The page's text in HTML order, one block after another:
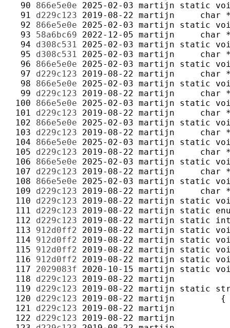
  90
866e5e0e 2025-02-03 martijn
  91
d229c123 2019-08-22 martijn
  92
866e5e0e 2025-02-03 martijn
  93
58a6bc69 2022-12-05 martijn
  94
d308c531 2025-02-03 martijn
  95
d308c531 2025-02-03 martijn
  96
866e5e0e 2025-02-03 martijn
  97
d229c123 2019-08-22 martijn
  98
866e5e0e 2025-02-03 martijn
  99
d229c123 2019-08-22 martijn
100 866e5e0e 2025-02-03 martijn
101 d229c123 2019-08-22 martijn
102 866e5e0e 2025-02-03 martijn
103 d229c123 2019-08-22 martijn
104 866e5e0e 2025-02-03 martijn
105 d229c123 2019-08-22 martijn
106 866e5e0e 2025-02-03 martijn
107 d229c123 2019-08-22 martijn
108 866e5e0e 2025-02-03 martijn
109 d229c123 2019-08-22 martijn
110 d229c123 2019-08-22 martijn
111 d229c123 2019-08-22 martijn
112 d229c123 2019-08-22 martijn
113 912d0ff2 2019-08-22 martijn
114 912d0ff2 2019-08-22 martijn
115 912d0ff2 2019-08-22 martijn
116 912d0ff2 2019-08-22 martijn
117 2029083f 2020-10-15 martijn
118 d229c123 2019-08-22 martijn
119 d229c123 2019-08-22 martijn
120 d229c123 2019-08-22 martijn
121 d229c123 2019-08-22 martijn
122 d229c123 2019-08-22 martijn